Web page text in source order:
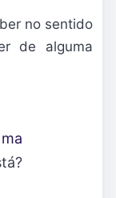
no sentido
de alguma